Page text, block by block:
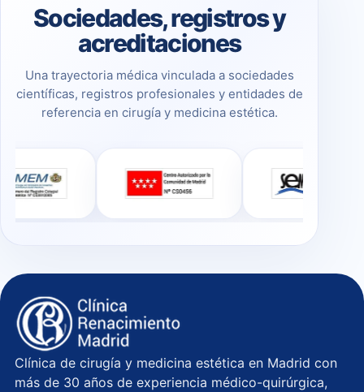
Sociedades, registros y
acreditaciones
Una trayectoria médica vinculada a sociedades
científicas, registros profesionales y entidades de
referencia en cirugía y medicina estética.
Clínica de cirugía y medicina estética en Madrid con
más de 30 años de experiencia médico-quirúrgica,